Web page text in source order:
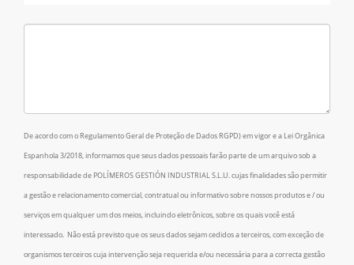
De acordo com o Regulamento Geral de Proteção de Dados RGPD) em vigor e a Lei Orgânica
Espanhola 3/2018, informamos que seus dados pessoais farão parte de um arquivo sob a
responsabilidade de POLÍMEROS GESTIÓN INDUSTRIAL S.L.U. cujas finalidades são permitir
a gestão e relacionamento comercial, contratual ou informativo sobre nossos produtos e / ou
serviços em qualquer um dos meios, incluindo eletrônicos, sobre os quais você está
interessado. Não está previsto que os seus dados sejam cedidos a terceiros, com exceção de
organismos terceiros cuja intervenção seja requerida e/ou necessária para a correcta gestão